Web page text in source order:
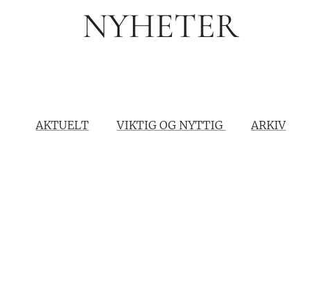
NYHETER
AKTUELT VIKTIG OG NYTTIG ARKIV